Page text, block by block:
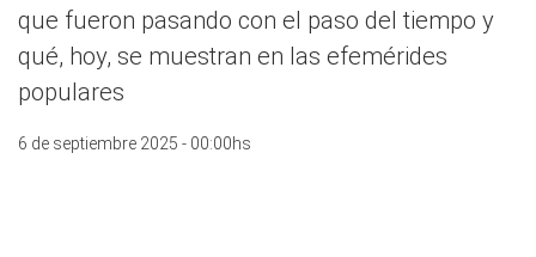
que fueron pasando con el paso del tiempo y
qué, hoy, se muestran en las efemérides
populares
6 de septiembre 2025 - 00:00hs